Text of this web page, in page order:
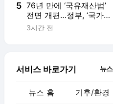
5 76년 만에 ‘국유재산법’
전면 개편…정부, ‘국가
자산기본법’ 제정 추진
3시간 전
서비스 바로가기 뉴스
뉴스 홈 기후/환경